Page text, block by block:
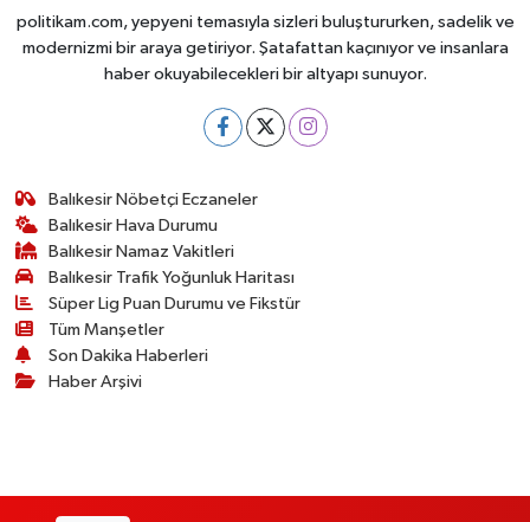
politikam.com, yepyeni temasıyla sizleri buluştururken, sadelik ve
modernizmi bir araya getiriyor. Şatafattan kaçınıyor ve insanlara
haber okuyabilecekleri bir altyapı sunuyor.
Balıkesir Nöbetçi Eczaneler
Balıkesir Hava Durumu
Balıkesir Namaz Vakitleri
Balıkesir Trafik Yoğunluk Haritası
Süper Lig Puan Durumu ve Fikstür
Tüm Manşetler
Son Dakika Haberleri
Haber Arşivi